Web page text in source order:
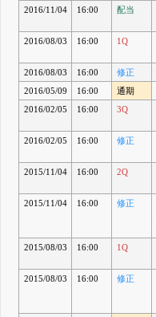
2016/11/04
16:00 配当
2016/08/03
16:00 1Q
2016/08/03
16:00 修正
2016/05/09
16:00 通期
2016/02/05
16:00 3Q
2016/02/05
16:00 修正
2015/11/04
16:00 2Q
2015/11/04
16:00 修正
2015/08/03
16:00 1Q
2015/08/03
16:00 修正